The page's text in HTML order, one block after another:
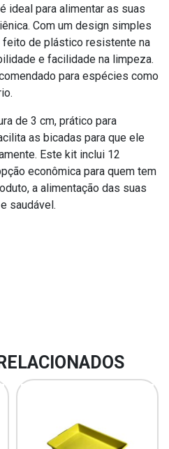
ideal para alimentar as suas
Com um design simples
de plástico resistente na
e facilidade na limpeza.
para espécies como
de 3 cm, prático para
as bicadas para que ele
Este kit inclui 12
econômica para quem tem
a alimentação das suas
saudável.